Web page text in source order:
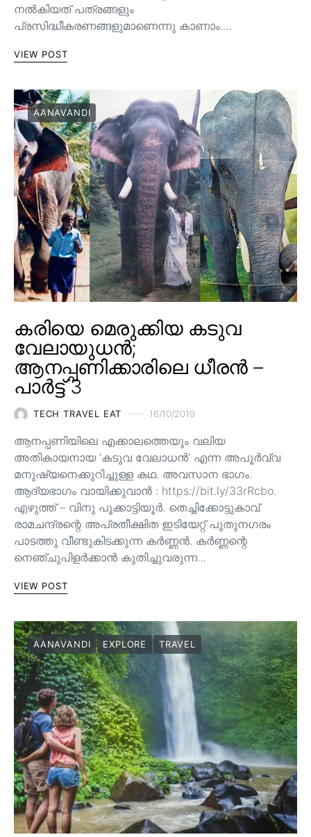
നല്‍കിയത് പത്രങ്ങളും
പ്രസിദ്ധീകരണങ്ങളുമാണെന്നു കാണാം.…
VIEW POST
AANAVANDI
കരിയെ മെരുക്കിയ കടുവ
വേലായുധൻ;
ആനപ്പണിക്കാരിലെ ധീരൻ –
പാർട്ട് 3
TECH TRAVEL EAT 16/10/2019
ആനപ്പണിയിലെ എക്കാലത്തെയും വലിയ
അതികായനായ ‘കടുവ വേലാധൻ’ എന്ന അപൂർവ്വ
മനുഷ്യനെക്കുറിച്ചുള്ള കഥ. അവസാന ഭാഗം.
ആദ്യഭാഗം വായിക്കുവാൻ : https://bit.ly/33rRcbo.
എഴുത്ത് – വിനു പൂക്കാട്ടിയൂർ. തെച്ചിക്കോട്ടുകാവ്
രാമചന്ദ്രന്റെ അപ്രതീക്ഷിത ഇടിയേറ്റ് പുതുനഗരം
പാടത്തു വീണ്ടുകിടക്കുന്ന കർണ്ണൻ. കർണ്ണന്റെ
നെഞ്ചുപിളർക്കാൻ കുതിച്ചുവരുന്ന…
VIEW POST
AANAVANDI EXPLORE TRAVEL